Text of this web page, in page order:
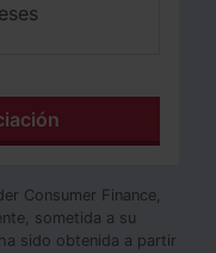
Consumer Finance,
sometida a su
sido obtenida a partir